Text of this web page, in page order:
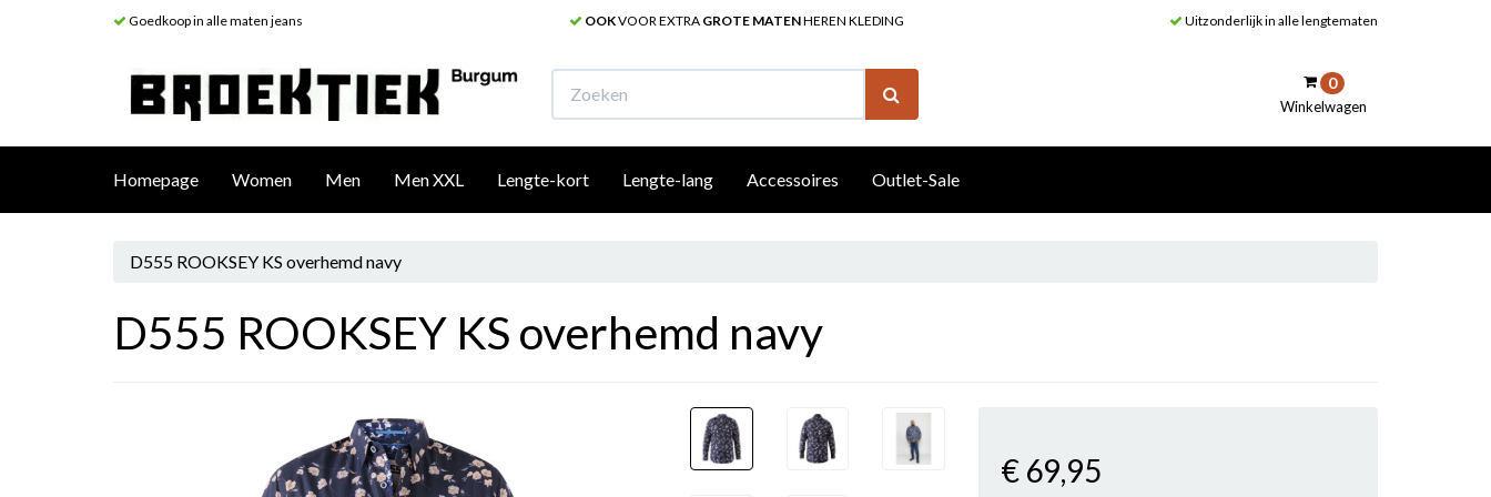
Goedkoop in alle maten jeans OOKVOOR EXTRA GROTE MATENHEREN KLEDING Uitzonderlijk in alle lengtematen
0
Winkelwagen
Homepage Women Men Men XXL Lengte-kort Lengte-lang Accessoires Outlet-Sale
D555 ROOKSEY KS overhemd navy
D555 ROOKSEY KS overhemd navy
€ 69,95